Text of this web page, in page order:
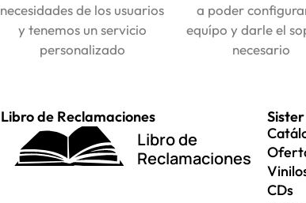
necesidades de los usuarios
y tenemos un servicio
personalizado
a poder
equípo y darle el
necesario
Libro de Reclamaciones
Libro de
Reclamaciones
CDs